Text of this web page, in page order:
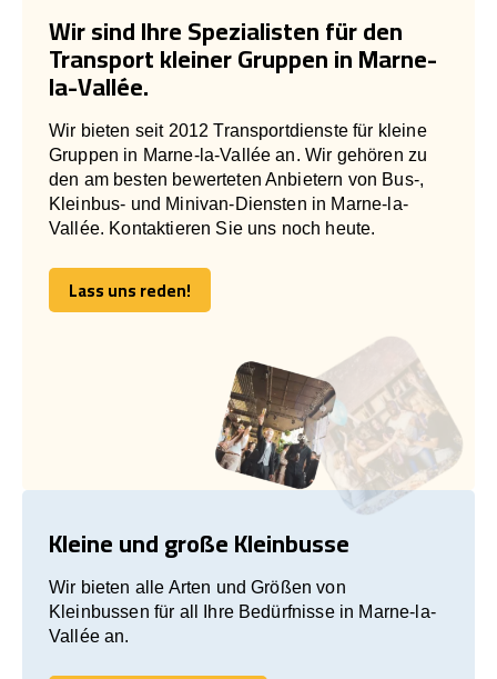
Wir sind Ihre Spezialisten für den
Transport kleiner Gruppen in Marne-
la-Vallée.
Wir bieten seit 2012 Transportdienste für kleine
Gruppen in Marne-la-Vallée an. Wir gehören zu
den am besten bewerteten Anbietern von Bus-,
Kleinbus- und Minivan-Diensten in Marne-la-
Vallée. Kontaktieren Sie uns noch heute.
Lass uns reden!
Lass uns reden!
Kleine und große Kleinbusse
Wir bieten alle Arten und Größen von
Kleinbussen für all Ihre Bedürfnisse in Marne-la-
Vallée an.